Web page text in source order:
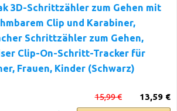
3D-Schrittzähler zum Gehen mit
Clip und Karabiner,
Schrittzähler zum Gehen,
Clip-On-Schritt-Tracker für
Frauen, Kinder (Schwarz)
13,59 €
15,99 €